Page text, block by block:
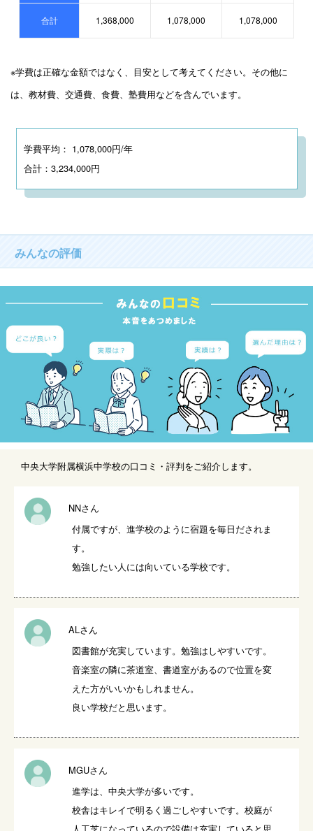
合計 1,368,000 1,078,000 1,078,000
※学費は正確な金額ではなく、目安として考えてください。その他に
は、教材費、交通費、食費、塾費用などを含んでいます。
学費平均： 1,078,000円/年
合計：3,234,000円
みんなの評価
中央大学附属横浜中学校の口コミ・評判をご紹介します。
NNさん
付属ですが、進学校のように宿題を毎日だされま
す。
勉強したい人には向いている学校です。
ALさん
図書館が充実しています。勉強はしやすいです。
音楽室の隣に茶道室、書道室があるので位置を変
えた方がいいかもしれません。
良い学校だと思います。
MGUさん
進学は、中央大学が多いです。
校舎はキレイで明るく過ごしやすいです。校庭が